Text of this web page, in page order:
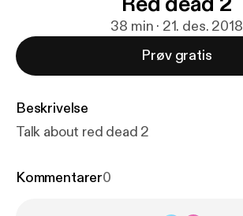
38 min · 21. des. 2018
Prøv gratis
Beskrivelse
Talk about red dead 2
Kommentarer0